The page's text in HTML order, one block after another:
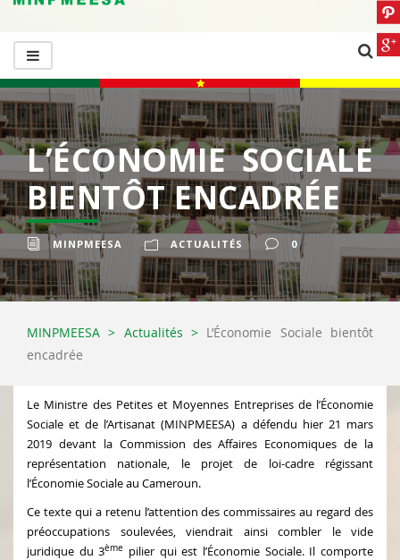
L’ÉCONOMIE SOCIALE
BIENTÔT ENCADRÉE
MINPMEESA ACTUALITÉS 0
MINPMEESA > Actualités > L’Économie Sociale bientôt
encadrée
Le Ministre des Petites et Moyennes Entreprises de l’Économie
Sociale et de l’Artisanat (MINPMEESA) a défendu hier 21 mars
2019 devant la Commission des Affaires Economiques de la
représentation nationale, le projet de loi-cadre régissant
l’Économie Sociale au Cameroun.
Ce texte qui a retenu l’attention des commissaires au regard des
préoccupations soulevées, viendrait ainsi combler le vide
juridique du 3ème
pilier qui est l’Économie Sociale. Il comporte